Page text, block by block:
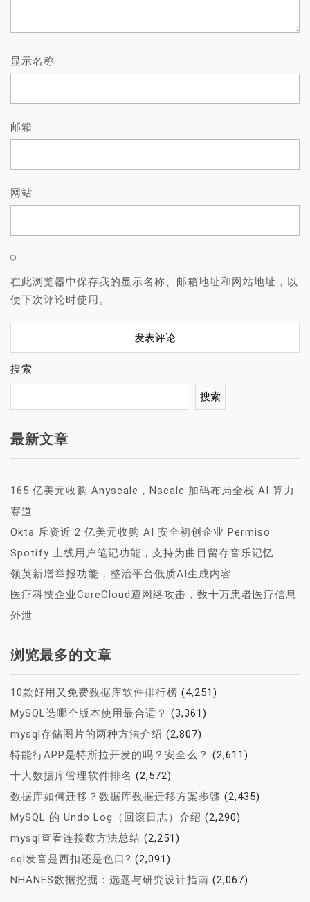
显示名称
邮箱
网站
在此浏览器中保存我的显示名称、邮箱地址和网站地址，以
便下次评论时使用。
搜索
搜索
最新文章
165 亿美元收购 Anyscale，Nscale 加码布局全栈 AI 算力
赛道
Okta 斥资近 2 亿美元收购 AI 安全初创企业 Permiso
Spotify 上线用户笔记功能，支持为曲目留存音乐记忆
领英新增举报功能，整治平台低质AI生成内容
医疗科技企业CareCloud遭网络攻击，数十万患者医疗信息
外泄
浏览最多的文章
10款好用又免费数据库软件排行榜 (4,251)
MySQL选哪个版本使用最合适？ (3,361)
mysql存储图片的两种方法介绍 (2,807)
特能行APP是特斯拉开发的吗？安全么？ (2,611)
十大数据库管理软件排名 (2,572)
数据库如何迁移？数据库数据迁移方案步骤 (2,435)
MySQL 的 Undo Log（回滚日志）介绍 (2,290)
mysql查看连接数方法总结 (2,251)
sql发音是西扣还是色口? (2,091)
NHANES数据挖掘：选题与研究设计指南 (2,067)